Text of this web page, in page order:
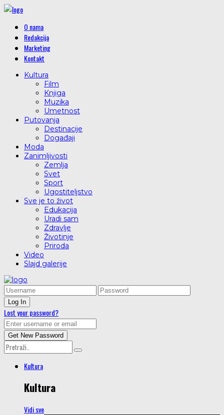
O nama
Redakcija
Marketing
Kontakt
Kultura
Film
Knjiga
Muzika
Umetnost
Putovanja
Destinacije
Događaji
Moda
Zanimljivosti
Zemlja
Svet
Sport
Ugostiteljstvo
Sve je to život
Edukacija
Uradi sam
Zdravlje
Životinje
Priroda
Video
Slajd galerije
Lost your password?
Kultura
Kultura
Vidi sve